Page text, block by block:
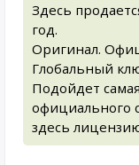
Здесь
год.
Оригинал.
Глобальный
Подойдет
официального
здесь